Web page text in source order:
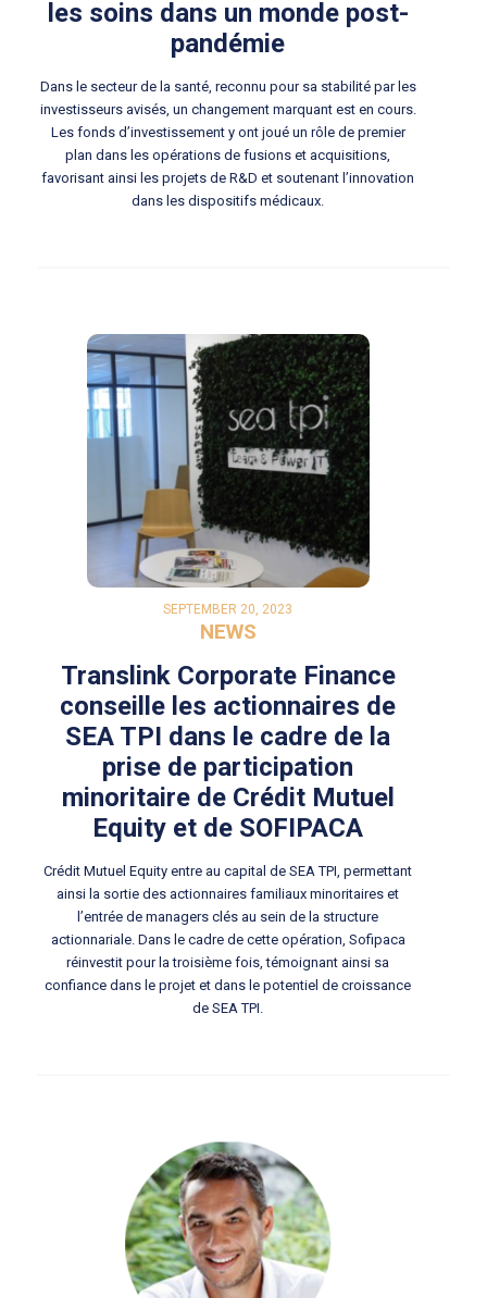
les soins dans un monde post-
pandémie
Dans le secteur de la santé, reconnu pour sa stabilité par les
investisseurs avisés, un changement marquant est en cours.
Les fonds d’investissement y ont joué un rôle de premier
plan dans les opérations de fusions et acquisitions,
favorisant ainsi les projets de R&D et soutenant l’innovation
dans les dispositifs médicaux.
SEPTEMBER 20, 2023
NEWS
Translink Corporate Finance
conseille les actionnaires de
SEA TPI dans le cadre de la
prise de participation
minoritaire de Crédit Mutuel
Equity et de SOFIPACA
Crédit Mutuel Equity entre au capital de SEA TPI, permettant
ainsi la sortie des actionnaires familiaux minoritaires et
l’entrée de managers clés au sein de la structure
actionnariale. Dans le cadre de cette opération, Sofipaca
réinvestit pour la troisième fois, témoignant ainsi sa
confiance dans le projet et dans le potentiel de croissance
de SEA TPI.